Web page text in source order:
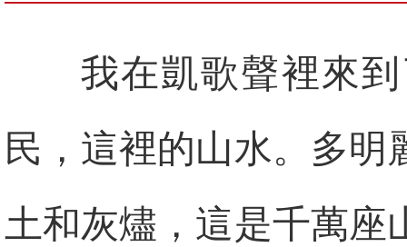
我在凱歌聲裡來
民，這裡的山水。多明
土和灰燼，這是千萬座